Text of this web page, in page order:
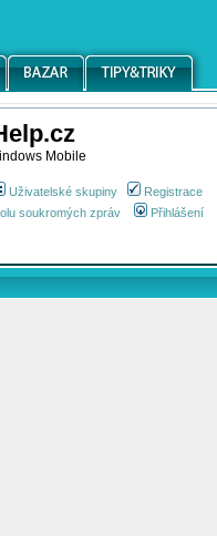
Mobile
Uživatelské skupiny
Registrace
soukromých zpráv Přihlášení